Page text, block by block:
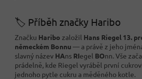
🏷️ Příběh značky Haribo
Značku Haribo založil Hans Riegel 13.
německém Bonnu — a právě z jeho
slavný název HAns RIegel BOnn. Vše
prádelně, kde Riegel vyráběl první
jednoho pytle cukru a měděného kotle.